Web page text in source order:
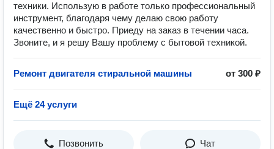
техники. Использую в работе только профессиональный
инструмент, благодаря чему делаю свою работу
качественно и быстро. Приеду на заказ в течении часа.
Звоните, и я решу Вашу проблему с бытовой техникой.
Ремонт двигателя стиральной машины от 300 ₽
Ещё 24 услуги
Позвонить Чат